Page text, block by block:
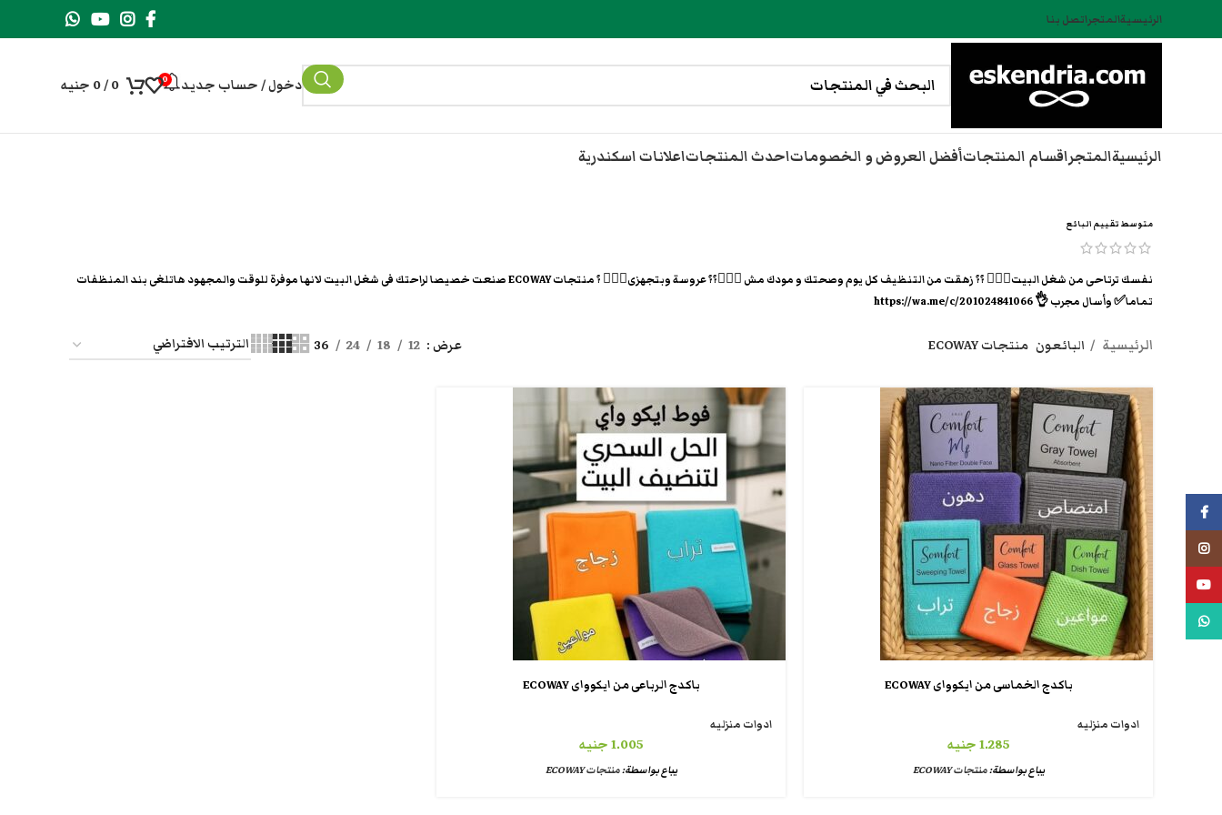
الرئيسيةالمتجراتصل بنا
دخول / حساب جديد 0
0
/
0 جنيه
الرئيسيةالمتجراقسام المنتجاتأفضل العروض و الخصوماتاحدث المنتجاتاعلانات اسكندرية
متوسط تقييم البائع
نفسك ترتاحى من شغل البيت🙆🏻‍♀️ ؟؟ زهقت من التنظيف كل يوم وصحتك و مودك مش 🤦🏻‍♀️؟؟ عروسة وبتجهزى👰🏻‍♀ ؟ منتجات ECOWAY صنعت خصيصا لراحتك فى شغل البيت لانها موفرة للوقت والمجهود هاتلغى بند المنظفات
تماما✅ وأسال مجرب 👌 https://wa.me/c/201024841066
الرئيسية البائعون منتجات ECOWAY عرض 12
18
24
36
باكدج الخماسى من ايكوواى ECOWAY
ادوات منزليه
1.285جنيه
يباع بواسطة:منتجات ECOWAY
باكدج الرباعى من ايكوواى ECOWAY
ادوات منزليه
1.005جنيه
يباع بواسطة:منتجات ECOWAY
انستجرام